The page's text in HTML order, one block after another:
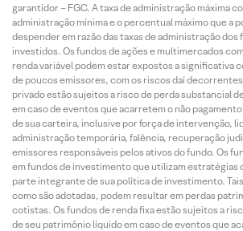
garantidor – FGC. A taxa de administração máxima
administração mínima e o percentual máximo que a
despender em razão das taxas de administração
investidos. Os fundos de ações e multimercados
renda variável podem estar expostos a significativa
de poucos emissores, com os riscos daí
privado estão sujeitos a risco de perda substancial
em caso de eventos que acarretem o não
de sua carteira, inclusive por força de intervenção,
administração temporária, falência, recuperação
emissores responsáveis pelos ativos do fundo. Os
em fundos de investimento que utilizam estratégias
parte integrante de sua política de investimento.
como são adotadas, podem resultar em perdas
cotistas. Os fundos de renda fixa estão sujeitos a
de seu patrimônio líquido em caso de eventos que